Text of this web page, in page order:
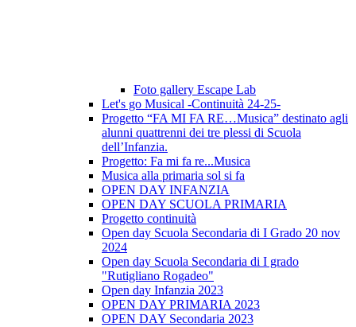
Foto gallery Escape Lab
Let's go Musical -Continuità 24-25-
Progetto “FA MI FA RE…Musica” destinato agli
alunni quattrenni dei tre plessi di Scuola
dell’Infanzia.
Progetto: Fa mi fa re...Musica
Musica alla primaria sol si fa
OPEN DAY INFANZIA
OPEN DAY SCUOLA PRIMARIA
Progetto continuità
Open day Scuola Secondaria di I Grado 20 nov
2024
Open day Scuola Secondaria di I grado
"Rutigliano Rogadeo"
Open day Infanzia 2023
OPEN DAY PRIMARIA 2023
OPEN DAY Secondaria 2023